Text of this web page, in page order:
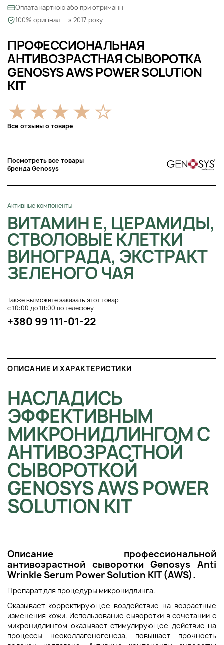
ПРОФЕССИОНАЛЬНАЯ
АНТИВОЗРАСТНАЯ СЫВОРОТКА
GENOSYS AWS POWER SOLUTION
KIT
Все отзывы о товаре
Посмотреть все товары
бренда Genosys
Активные компоненты
ВИТАМИН Е, ЦЕРАМИДЫ,
СТВОЛОВЫЕ КЛЕТКИ
ВИНОГРАДА, ЭКСТРАКТ
ЗЕЛЕНОГО ЧАЯ
Также вы можете заказать этот товар
с 10:00 до 18:00 по телефону
+380 99 111-01-22
Оплата карткою або при отриманні
100% оригінал — з 2017 року
ОПИСАНИЕ И ХАРАКТЕРИСТИКИ
НАСЛАДИСЬ
ЭФФЕКТИВНЫМ
МИКРОНИДЛИНГОМ С
АНТИВОЗРАСТНОЙ
СЫВОРОТКОЙ
GENOSYS AWS POWER
SOLUTION KIT
Описание профессиональной
антивозрастной сывороткиGenosys Anti
Wrinkle Serum Power Solution KIT (AWS).
Препарат для процедуры микронидлинга.
Оказывает корректирующее воздействие на возрастные
изменения кожи. Использование сыворотки в сочетании с
микронидлингом оказывает стимулирующее действие на
процессы неоколлагеногенеза, повышает прочность